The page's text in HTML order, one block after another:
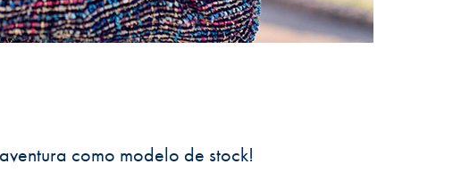
como modelo de stock!